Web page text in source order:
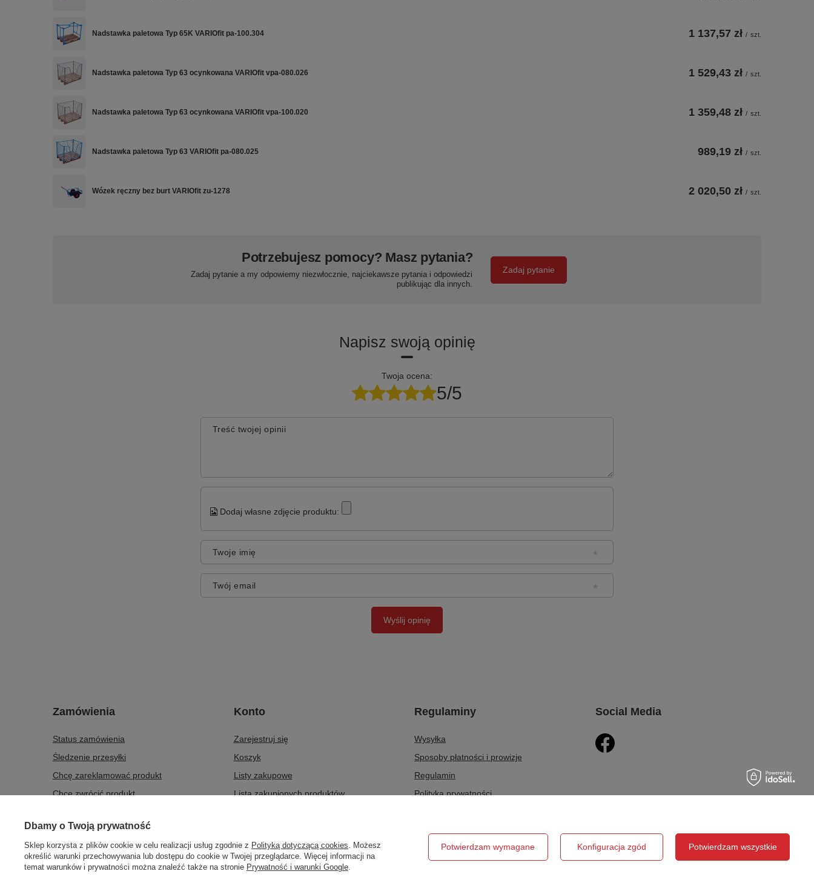
Nadstawka paletowa Typ 65K VARIOfit pa-100.304 1 137,57 zł / szt.
Nadstawka paletowa Typ 63 ocynkowana VARIOfit vpa-080.026 1 529,43 zł / szt.
Nadstawka paletowa Typ 63 ocynkowana VARIOfit vpa-100.020 1 359,48 zł / szt.
Nadstawka paletowa Typ 63 VARIOfit pa-080.025 989,19 zł / szt.
Wózek ręczny bez burt VARIOfit zu-1278 2 020,50 zł / szt.
Potrzebujesz pomocy? Masz pytania?
Zadaj pytanie a my odpowiemy niezwłocznie, najciekawsze pytania i odpowiedzi
publikując dla innych.
Zadaj pytanie
Napisz swoją opinię
Twoja ocena:
5/5
Treść twojej opinii
Dodaj własne zdjęcie produktu:
Twoje imię
Twój email
Wyślij opinię
Zamówienia
Status zamówienia
Śledzenie przesyłki
Chcę zareklamować produkt
Chcę zwrócić produkt
Kontakt
Konto
Zarejestruj się
Koszyk
Listy zakupowe
Lista zakupionych produktów
Newsletter
Regulaminy
Wysyłka
Sposoby płatności i prowizje
Regulamin
Polityka prywatności
Social Media
Dbamy o Twoją prywatność
Sklep korzysta z plików cookie w celu realizacji usług zgodnie z Polityką dotyczącą cookies . Możesz
określić warunki przechowywania lub dostępu do cookie w Twojej przeglądarce. Więcej informacji na
temat warunków i prywatności można znaleźć także na stronie Prywatność i warunki Google
Potwierdzam wymagane Konfiguracja zgód Potwierdzam wszystkie